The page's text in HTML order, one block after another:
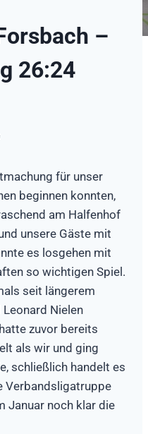
–
26:24
für unser
beginnen konnten,
am Halfenhof
unsere Gäste mit
es losgehen mit
so wichtigen Spiel.
seit längerem
Nielen
zuvor bereits
als wir und ging
schließlich handelt es
Verbandsligatruppe
Januar noch klar die